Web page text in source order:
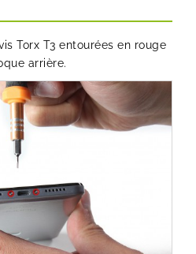
Torx T3 entourées en rouge
arrière.